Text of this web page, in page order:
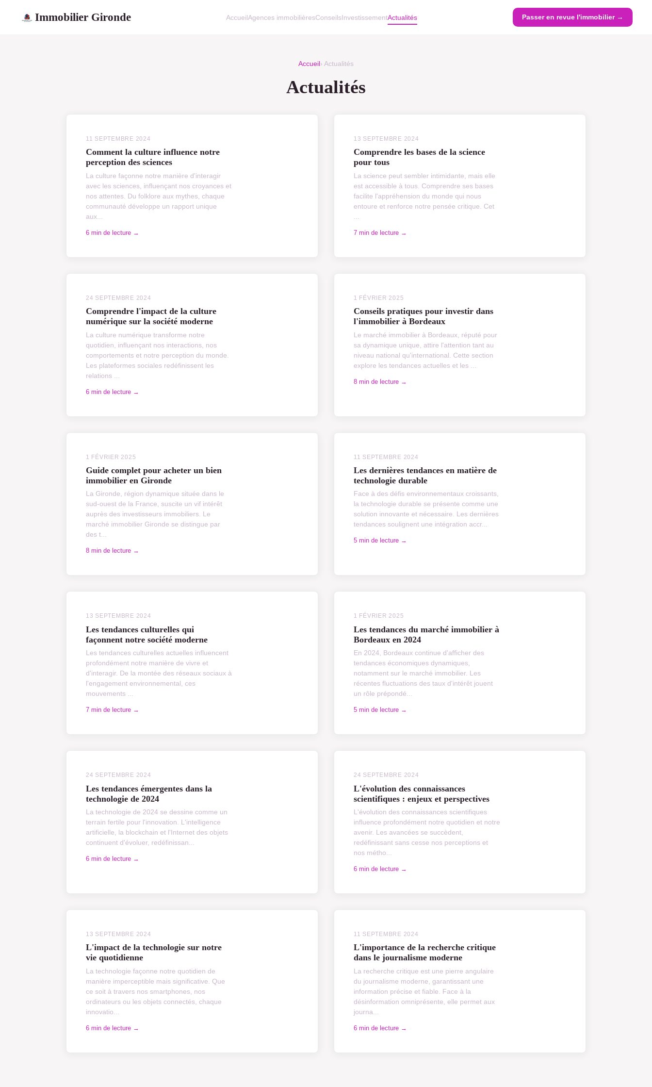
Immobilier Gironde AccueilAgences immobilièresConseilsInvestissementActualités Passer en revue l'immobilier →
Accueil › Actualités
Actualités
11 SEPTEMBRE 2024
Comment la culture influence notre
perception des sciences
La culture façonne notre manière d'interagir
avec les sciences, influençant nos croyances et
nos attentes. Du folklore aux mythes, chaque
communauté développe un rapport unique
aux...
6 min de lecture →
13 SEPTEMBRE 2024
Comprendre les bases de la science
pour tous
La science peut sembler intimidante, mais elle
est accessible à tous. Comprendre ses bases
facilite l'appréhension du monde qui nous
entoure et renforce notre pensée critique. Cet
7 min de lecture →
24 SEPTEMBRE 2024
Comprendre l'impact de la culture
numérique sur la société moderne
La culture numérique transforme notre
quotidien, influençant nos interactions, nos
comportements et notre perception du monde.
Les plateformes sociales redéfinissent les
relations ...
6 min de lecture →
1 FÉVRIER 2025
Conseils pratiques pour investir dans
l'immobilier à Bordeaux
Le marché immobilier à Bordeaux, réputé pour
sa dynamique unique, attire l'attention tant au
niveau national qu'international. Cette section
explore les tendances actuelles et les ...
8 min de lecture →
1 FÉVRIER 2025
Guide complet pour acheter un bien
immobilier en Gironde
La Gironde, région dynamique située dans le
sud-ouest de la France, suscite un vif intérêt
auprès des investisseurs immobiliers. Le
marché immobilier Gironde se distingue par
des t...
8 min de lecture →
11 SEPTEMBRE 2024
Les dernières tendances en matière de
technologie durable
Face à des défis environnementaux croissants,
la technologie durable se présente comme une
solution innovante et nécessaire. Les dernières
tendances soulignent une intégration accr...
5 min de lecture →
13 SEPTEMBRE 2024
Les tendances culturelles qui
façonnent notre société moderne
Les tendances culturelles actuelles influencent
profondément notre manière de vivre et
d'interagir. De la montée des réseaux sociaux à
l'engagement environnemental, ces
mouvements ...
7 min de lecture →
1 FÉVRIER 2025
Les tendances du marché immobilier à
Bordeaux en 2024
En 2024, Bordeaux continue d'afficher des
tendances économiques dynamiques,
notamment sur le marché immobilier. Les
récentes fluctuations des taux d'intérêt jouent
un rôle prépondé...
5 min de lecture →
24 SEPTEMBRE 2024
Les tendances émergentes dans la
technologie de 2024
La technologie de 2024 se dessine comme un
terrain fertile pour l'innovation. L'intelligence
artificielle, la blockchain et l'Internet des objets
continuent d'évoluer, redéfinissan...
6 min de lecture →
24 SEPTEMBRE 2024
L'évolution des connaissances
scientifiques : enjeux et perspectives
L'évolution des connaissances scientifiques
influence profondément notre quotidien et notre
avenir. Les avancées se succèdent,
redéfinissant sans cesse nos perceptions et
nos métho...
6 min de lecture →
13 SEPTEMBRE 2024
L'impact de la technologie sur notre
vie quotidienne
La technologie façonne notre quotidien de
manière imperceptible mais significative. Que
ce soit à travers nos smartphones, nos
ordinateurs ou les objets connectés, chaque
innovatio...
6 min de lecture →
11 SEPTEMBRE 2024
L'importance de la recherche critique
dans le journalisme moderne
La recherche critique est une pierre angulaire
du journalisme moderne, garantissant une
information précise et fiable. Face à la
désinformation omniprésente, elle permet aux
journa...
6 min de lecture →